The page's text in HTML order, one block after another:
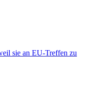
sie an EU-Treffen zu